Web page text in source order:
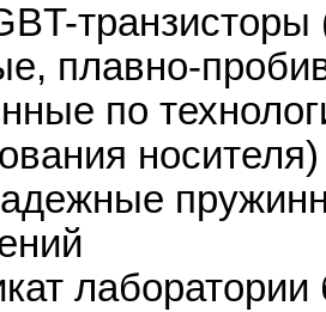
плавно-
по
носителя)
лаборатории